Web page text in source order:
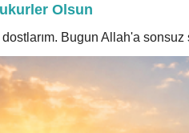
Olsun
Bugun Allah'a